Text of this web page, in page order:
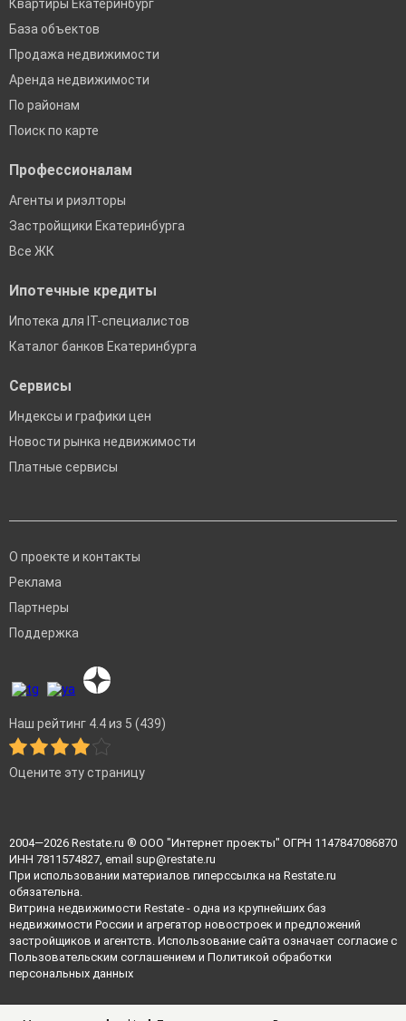
Квартиры Екатеринбург
База объектов
Продажа недвижимости
Аренда недвижимости
По районам
Поиск по карте
Профессионалам
Агенты и риэлторы
Застройщики Екатеринбурга
Все ЖК
Ипотечные кредиты
Ипотека для IT-специалистов
Каталог банков Екатеринбурга
Сервисы
Индексы и графики цен
Новости рынка недвижимости
Платные сервисы
О проекте и контакты
Реклама
Партнеры
Поддержка
Наш рейтинг 4.4 из 5 (439)
Оцените эту страницу
2004—2026 Restate.ru ® ООО "Интернет проекты" ОГРН 1147847086870
ИНН 7811574827, email sup@restate.ru
При использовании материалов гиперссылка на Restate.ru
обязательна.
Витрина недвижимости Restate - одна из крупнейших баз
недвижимости России и агрегатор новостроек и предложений
застройщиков и агентств. Использование сайта означает согласие с
Пользовательским соглашением и Политикой обработки
персональных данных